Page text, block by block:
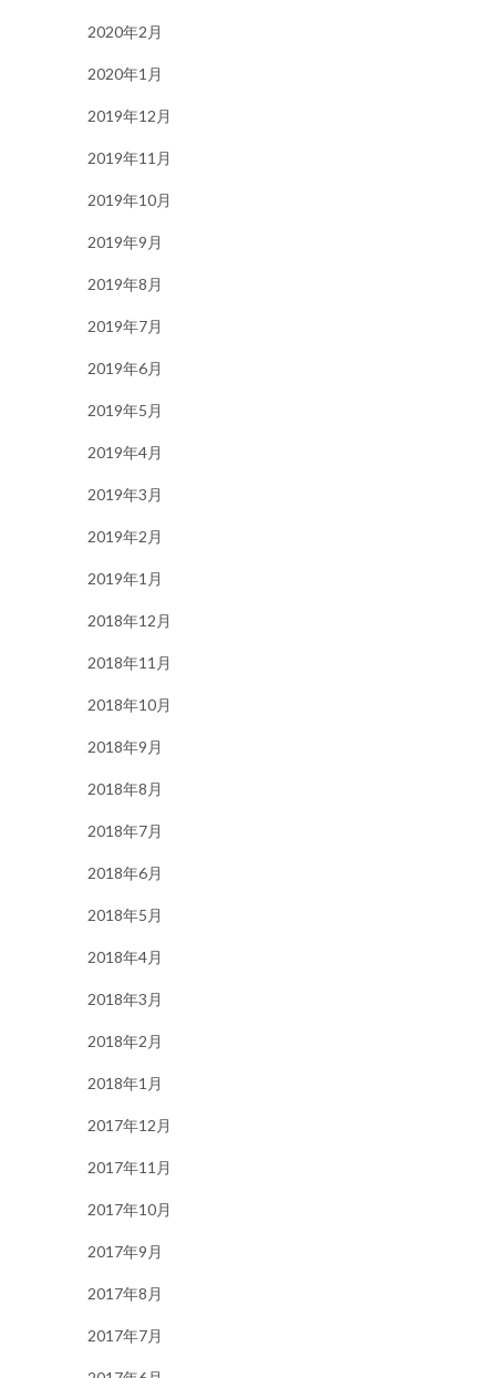
2020年2月
2020年1月
2019年12月
2019年11月
2019年10月
2019年9月
2019年8月
2019年7月
2019年6月
2019年5月
2019年4月
2019年3月
2019年2月
2019年1月
2018年12月
2018年11月
2018年10月
2018年9月
2018年8月
2018年7月
2018年6月
2018年5月
2018年4月
2018年3月
2018年2月
2018年1月
2017年12月
2017年11月
2017年10月
2017年9月
2017年8月
2017年7月